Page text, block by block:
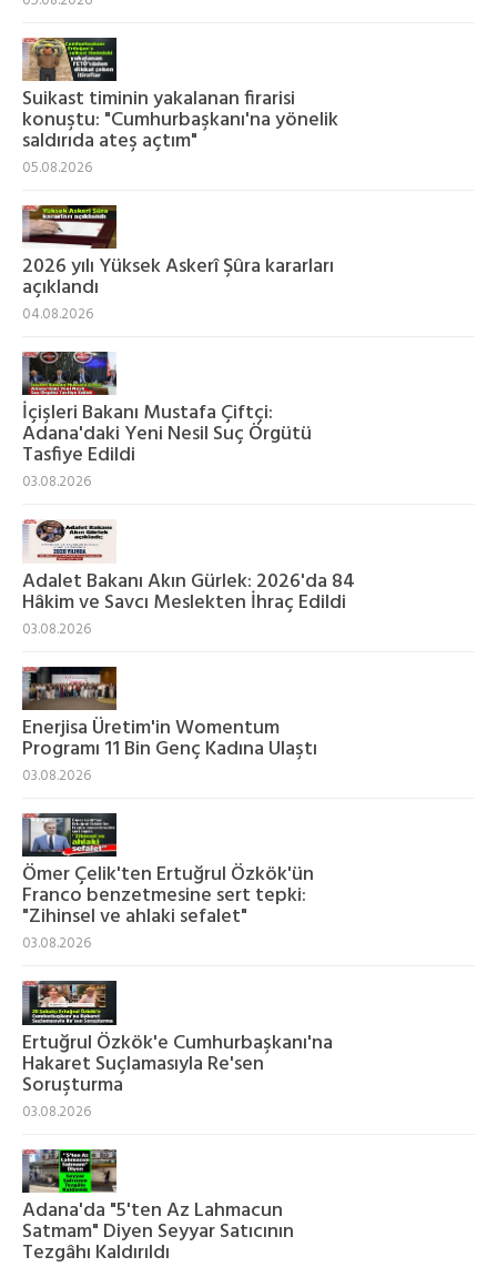
Suikast timinin yakalanan firarisi
konuştu: "Cumhurbaşkanı'na yönelik
saldırıda ateş açtım"
05.08.2026
2026 yılı Yüksek Askerî Şûra kararları
açıklandı
04.08.2026
İçişleri Bakanı Mustafa Çiftçi:
Adana'daki Yeni Nesil Suç Örgütü
Tasfiye Edildi
03.08.2026
Adalet Bakanı Akın Gürlek: 2026'da 84
Hâkim ve Savcı Meslekten İhraç Edildi
03.08.2026
Enerjisa Üretim'in Womentum
Programı 11 Bin Genç Kadına Ulaştı
03.08.2026
Ömer Çelik'ten Ertuğrul Özkök'ün
Franco benzetmesine sert tepki:
"Zihinsel ve ahlaki sefalet"
03.08.2026
Ertuğrul Özkök'e Cumhurbaşkanı'na
Hakaret Suçlamasıyla Re'sen
Soruşturma
03.08.2026
Adana'da "5'ten Az Lahmacun
Satmam" Diyen Seyyar Satıcının
Tezgâhı Kaldırıldı